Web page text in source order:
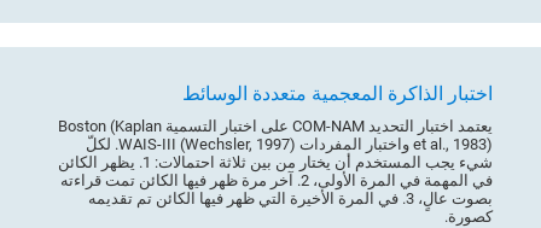
اختبار الذاكرة المعجمية متعددة الوسائط
يعتمد اختبار التحديد COM-NAM على اختبار التسمية Boston (Kaplan
et al., 1983) واختبار المفردات WAIS-III (Wechsler, 1997). لكلّ
شيء يجب المستخدم أن يختار من بين ثلاثة احتمالات: 1. يظهر الكائن
في المهمة في المرة الأولى، 2. آخر مرة ظهر فيها الكائن تمت قراءته
بصوت عالٍ، 3. في المرة الأخيرة التي ظهر فيها الكائن تم تقديمه
كصورة.